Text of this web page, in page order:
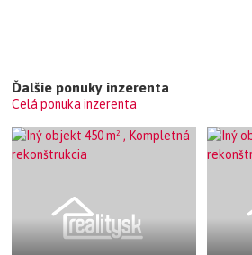
Ďalšie ponuky inzerenta
Celá ponuka inzerenta